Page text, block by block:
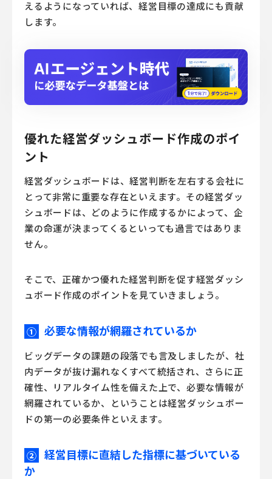
えるようになっていれば、経営目標の達成にも貢献
します。
優れた経営ダッシュボード作成のポイ
ント
経営ダッシュボードは、経営判断を左右する会社に
とって非常に重要な存在といえます。その経営ダッ
シュボードは、どのように作成するかによって、企
業の命運が決まってくるといっても過言ではありま
せん。
そこで、正確かつ優れた経営判断を促す経営ダッシ
ュボード作成のポイントを見ていきましょう。
① 必要な情報が網羅されているか
ビッグデータの課題の段落でも言及しましたが、社
内データが抜け漏れなくすべて統括され、さらに正
確性、リアルタイム性を備えた上で、必要な情報が
網羅されているか、ということは経営ダッシュボー
ドの第一の必要条件といえます。
② 経営目標に直結した指標に基づいている
か